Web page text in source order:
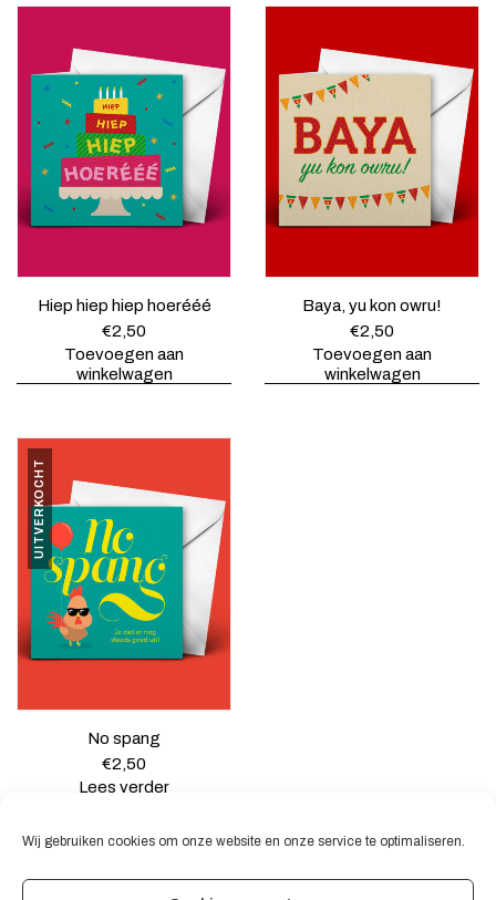
Wij gebruiken cookies om onze website en onze service te optimaliseren.
Hiep hiep hiep hoerééé
€2,50
Toevoegen aan
winkelwagen
Baya, yu kon owru!
€2,50
Toevoegen aan
winkelwagen
UITVERKOCHT
No spang
€2,50
Lees verder